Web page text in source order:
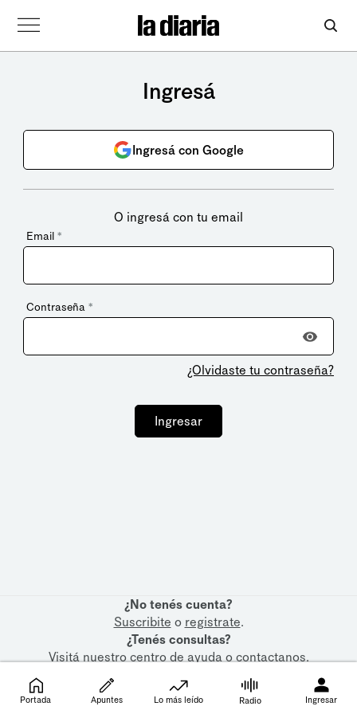
Ingresá
Ingresá con Google
O ingresá con tu email
Email *
Contraseña *
¿Olvidaste tu contraseña?
Ingresar
¿No tenés cuenta?
Suscribite o registrate.
¿Tenés consultas?
Visitá nuestrocentro de ayudaocontactanos.
Portada Apuntes Lo más leído Radio Ingresar